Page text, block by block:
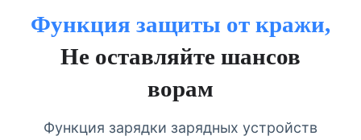
Функция защиты от кражи,
Не оставляйте шансов
ворам
Функция зарядки зарядных устройств